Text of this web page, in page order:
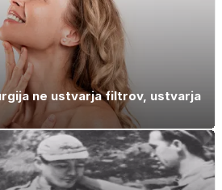
ne ustvarja filtrov, ustvarja